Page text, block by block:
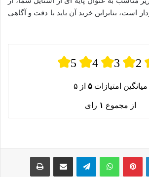
است، بنابراین خرید آن باید با دقت و آگاهی
5 4 3 2
میانگین امتیازات ۵ از ۵
از مجموع ۱ رای
لینکدین پینترستواتس آپ تلگرام اشتراک گذاری از طریق ایمیل چاپ